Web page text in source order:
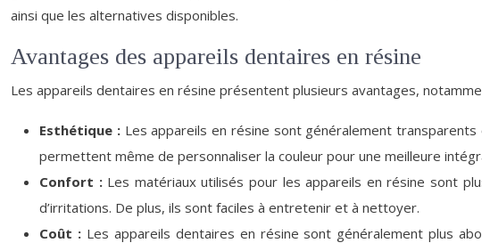
ainsi que les alternatives disponibles.
Avantages des appareils dentaires en résine
Les appareils dentaires en résine présentent plusieurs avantages,
Esthétique : Les appareils en résine sont généralement
permettent même de personnaliser la couleur pour une meilleure
Confort : Les matériaux utilisés pour les appareils en résine sont
d’irritations. De plus, ils sont faciles à entretenir et à nettoyer.
Coût : Les appareils dentaires en résine sont généralement plus